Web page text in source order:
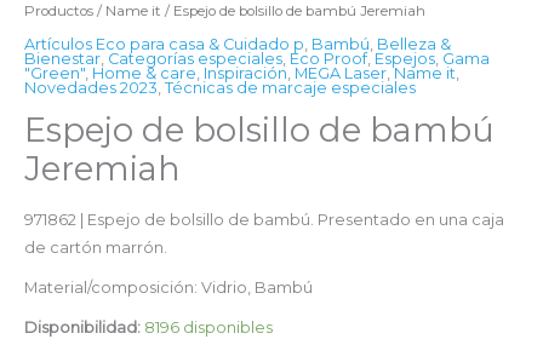
Productos / Name it / Espejo de bolsillo de bambú Jeremiah
Artículos Eco para casa & Cuidado p, Bambú, Belleza &
Bienestar, Categorías especiales, Eco Proof, Espejos, Gama
"Green", Home & care, Inspiración, MEGA Laser,Name it,
Novedades 2023, Técnicas de marcaje especiales
Espejo de bolsillo de bambú
Jeremiah
971862 | Espejo de bolsillo de bambú. Presentado en una caja
de cartón marrón.
Material/composición: Vidrio, Bambú
Disponibilidad: 8196 disponibles